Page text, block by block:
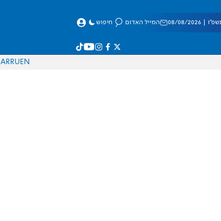
08/2026 המייל האדום חיפוש
EN
RU
AR